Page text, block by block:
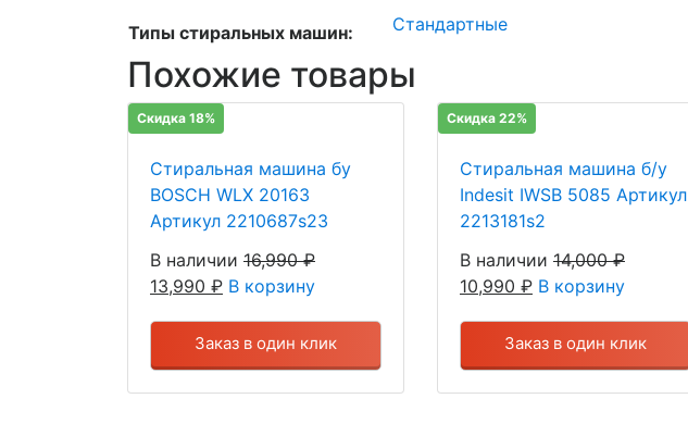
Типы стиральных машин: Стандартные
Похожие товары
Скидка 18%
Стиральная машина бу
BOSCH WLX 20163
Артикул 2210687s23
В наличии 16,990₽
13,990 ₽ В корзину
Заказ в один клик
Скидка 22%
Стиральная машина б/у
Indesit IWSB 5085 Артикул
2213181s2
В наличии 14,000₽
10,990 ₽ В корзину
Заказ в один клик